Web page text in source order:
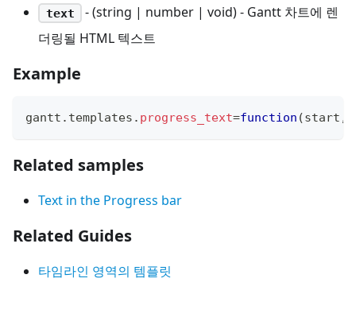
text
- (string | number | void) - Gantt 차트에 렌
더링될 HTML 텍스트
Example
gantt . templates . progress_text=function (start ,
Related samples
Text in the Progress bar
Related Guides
타임라인 영역의 템플릿